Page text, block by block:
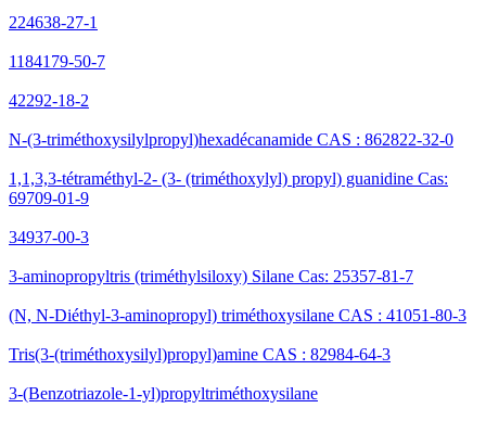
224638-27-1
1184179-50-7
42292-18-2
N-(3-triméthoxysilylpropyl)hexadécanamide CAS : 862822-32-0
1,1,3,3-tétraméthyl-2- (3- (triméthoxylyl) propyl) guanidine Cas:
69709-01-9
34937-00-3
3-aminopropyltris (triméthylsiloxy) Silane Cas: 25357-81-7
(N, N-Diéthyl-3-aminopropyl) triméthoxysilane CAS : 41051-80-3
Tris(3-(triméthoxysilyl)propyl)amine CAS : 82984-64-3
3-(Benzotriazole-1-yl)propyltriméthoxysilane